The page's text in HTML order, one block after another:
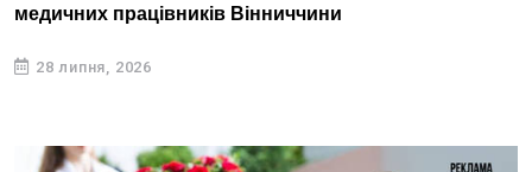
медичних працівників Вінниччини
28 липня, 2026